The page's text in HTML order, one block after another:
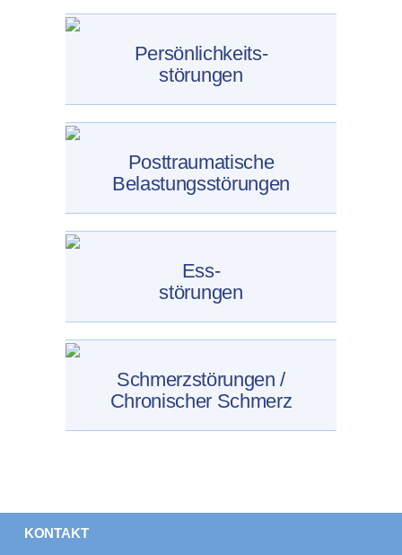
Persönlichkeits-
störungen
Posttraumatische
Belastungsstörungen
Ess-
störungen
Schmerzstörungen /
Chronischer Schmerz
KONTAKT